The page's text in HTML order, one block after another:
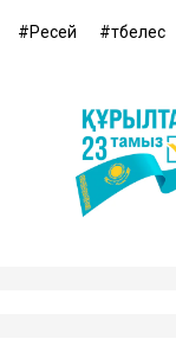
Ресей төбелес